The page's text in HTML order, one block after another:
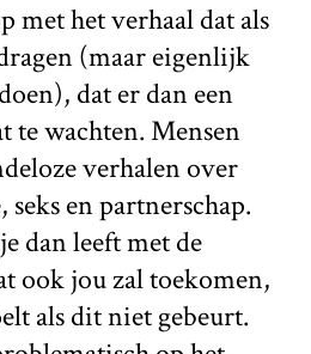
met het verhaal dat als
(maar eigenlijk
dat er dan een
te wachten. Mensen
verhalen over
en partnerschap.
dan leeft met de
ook jou zal toekomen,
als dit niet gebeurt.